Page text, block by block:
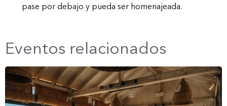
pase por debajo y pueda ser homenajeada.
Eventos relacionados